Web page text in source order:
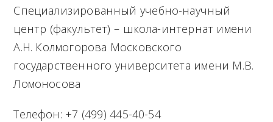
Специализированный учебно-научный
центр (факультет) – школа-интернат имени
А.Н. Колмогорова Московского
государственного университета имени М.В.
Ломоносова
Телефон: +7 (499) 445-40-54